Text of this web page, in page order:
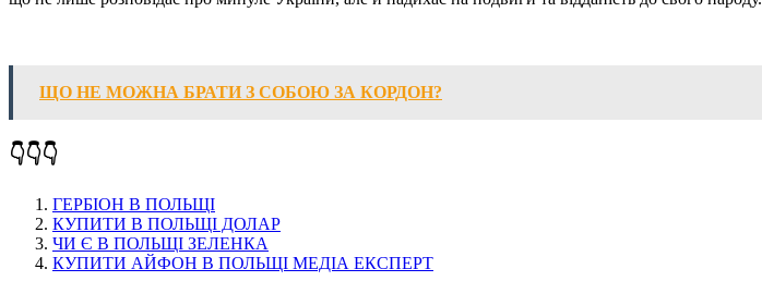
ЩО НЕ МОЖНА БРАТИ З СОБОЮ ЗА КОРДОН?
👇👇👇
ГЕРБІОН В ПОЛЬЩІ
КУПИТИ В ПОЛЬЩІ ДОЛАР
ЧИ Є В ПОЛЬЩІ ЗЕЛЕНКА
КУПИТИ АЙФОН В ПОЛЬЩІ МЕДІА ЕКСПЕРТ